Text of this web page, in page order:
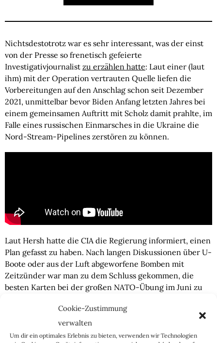
Cookie-Zustimmung
verwalten
Um dir ein optimales Erlebnis zu bieten, verwenden wir Technologien
Nichtsdestotrotz war es sehr interessant, was der einst
von der Presse so frenetisch gefeierte
Investigativjournalist zu erzählen hatte: Laut einer (laut
ihm) mit der Operation vertrauten Quelle liefen die
Vorbereitungen auf den Anschlag schon seit Dezember
2021, unmittelbar bevor Biden Anfang letzten Jahres bei
einem gemeinsamen Auftritt mit Scholz damit prahlte, im
Falle eines russischen Einmarsches in die Ukraine die
Nord-Stream-Pipelines zerstören zu können.
Laut Hersh hatte die CIA die Regierung informiert, einen
Plan gefasst zu haben. Nach langen Diskussionen über U-
Boote oder aus der Luft abgeworfene Bomben mit
Zeitzünder war man zu dem Schluss gekommen, die
besten Karten bei der großen NATO-Übung im Juni zu
Minenübung vor der Küste von Bornholm, wo die beiden
Pipelines in vergleichsweise seichtem Wasser
zusammenlaufen, Sprengstoff platzieren lassen, welcher